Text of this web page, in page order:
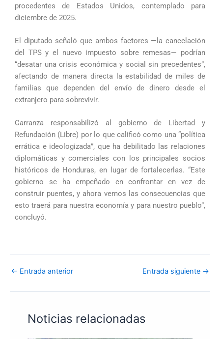
procedentes de Estados Unidos, contemplado para
diciembre de 2025.
El diputado señaló que ambos factores —la cancelación
del TPS y el nuevo impuesto sobre remesas— podrían
“desatar una crisis económica y social sin precedentes”,
afectando de manera directa la estabilidad de miles de
familias que dependen del envío de dinero desde el
extranjero para sobrevivir.
Carranza responsabilizó al gobierno de Libertad y
Refundación (Libre) por lo que calificó como una “política
errática e ideologizada”, que ha debilitado las relaciones
diplomáticas y comerciales con los principales socios
históricos de Honduras, en lugar de fortalecerlas. “Este
gobierno se ha empeñado en confrontar en vez de
construir puentes, y ahora vemos las consecuencias que
esto traerá para nuestra economía y para nuestro pueblo”,
concluyó.
← Entrada anterior Entrada siguiente →
Noticias relacionadas